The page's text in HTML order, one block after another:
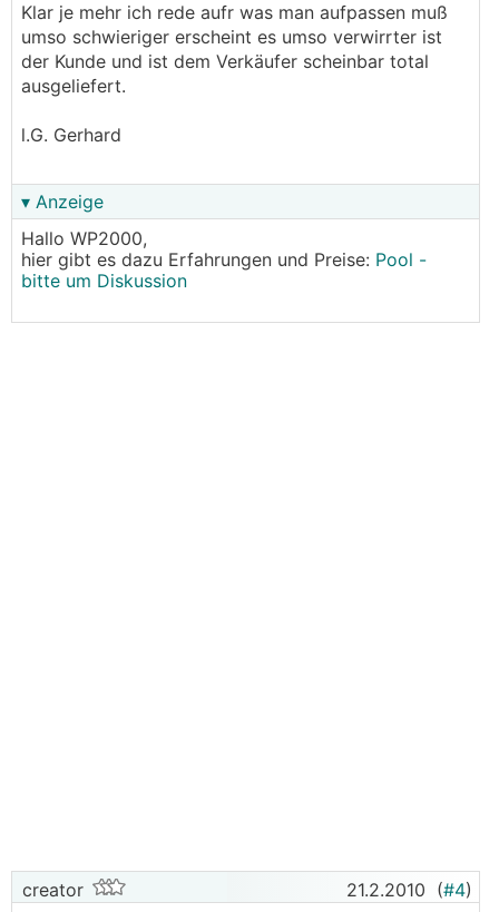
Klar je mehr ich rede aufr was man aufpassen muß
umso schwieriger erscheint es umso verwirrter ist
der Kunde und ist dem Verkäufer scheinbar total
ausgeliefert.
l.G. Gerhard
▾ Anzeige
Hallo WP2000,
hier gibt es dazu Erfahrungen und Preise: Pool -
bitte um Diskussion
creator 21.2.2010 (#4)